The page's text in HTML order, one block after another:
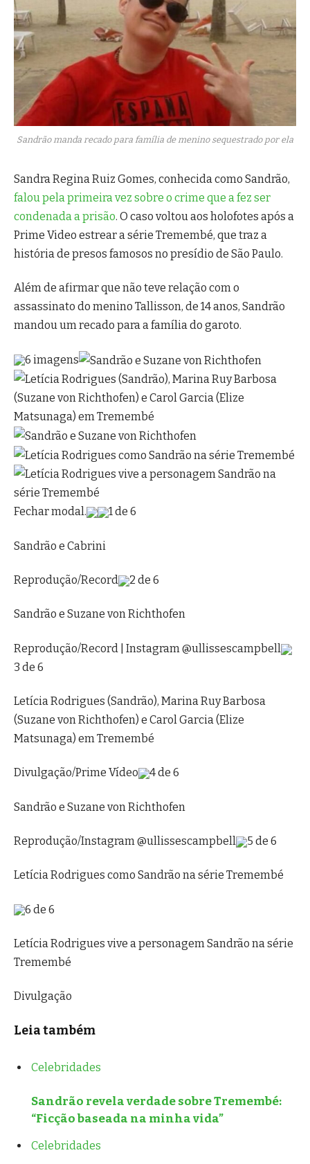
Sandrão manda recado para família de menino sequestrado por ela
Sandra Regina Ruiz Gomes, conhecida como Sandrão,
falou pela primeira vez sobre o crime que a fez ser
condenada a prisão. O caso voltou aos holofotes após a
Prime Video estrear a série Tremembé, que traz a
história de presos famosos no presídio de São Paulo.
Além de afirmar que não teve relação com o
assassinato do menino Tallisson, de 14 anos, Sandrão
mandou um recado para a família do garoto.
6 imagens
Fechar modal. 1 de 6
Sandrão e Cabrini
Reprodução/Record 2 de 6
Sandrão e Suzane von Richthofen
Reprodução/Record | Instagram @ullissescampbell
3 de 6
Letícia Rodrigues (Sandrão), Marina Ruy Barbosa
(Suzane von Richthofen) e Carol Garcia (Elize
Matsunaga) em Tremembé
Divulgação/Prime Vídeo 4 de 6
Sandrão e Suzane von Richthofen
Reprodução/Instagram @ullissescampbell 5 de 6
Letícia Rodrigues como Sandrão na série Tremembé
6 de 6
Letícia Rodrigues vive a personagem Sandrão na série
Tremembé
Divulgação
Leia também
Celebridades
Sandrão revela verdade sobre Tremembé:
“Ficção baseada na minha vida”
Celebridades